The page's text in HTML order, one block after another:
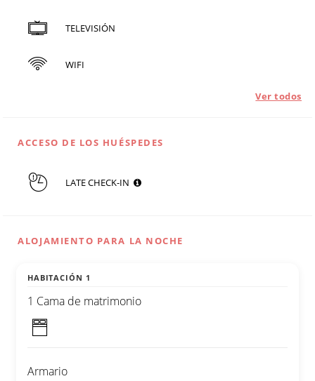
TELEVISIÓN
WIFI
Ver todos
ACCESO DE LOS HUÉSPEDES
LATE CHECK-IN
ALOJAMIENTO PARA LA NOCHE
HABITACIÓN 1
1 Cama de matrimonio
Armario